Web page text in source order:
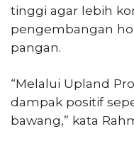
tinggi agar lebih
pengembangan
pangan.
“Melalui Upland
dampak positif
bawang,” kata